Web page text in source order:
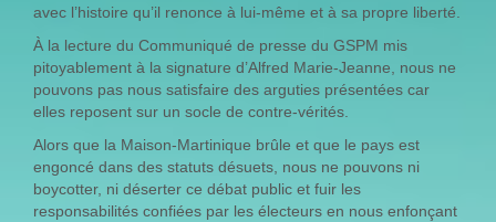
avec l’histoire qu’il renonce à lui-même et à sa propre liberté.
À la lecture du Communiqué de presse du GSPM mis
pitoyablement à la signature d’Alfred Marie-Jeanne, nous ne
pouvons pas nous satisfaire des arguties présentées car
elles reposent sur un socle de contre-vérités.
Alors que la Maison-Martinique brûle et que le pays est
engoncé dans des statuts désuets, nous ne pouvons ni
boycotter, ni déserter ce débat public et fuir les
responsabilités confiées par les électeurs en nous enfonçant